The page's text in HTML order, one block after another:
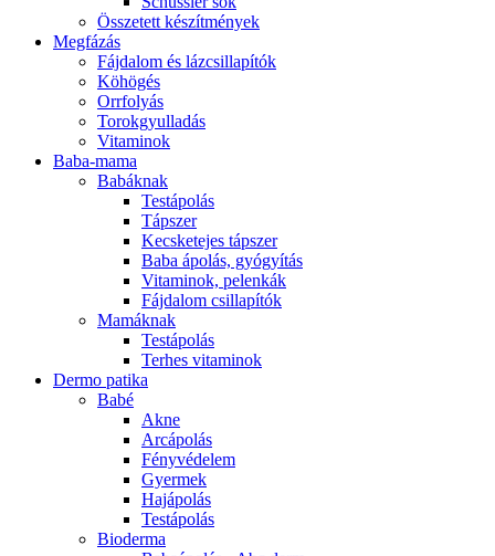
Összetett készítmények
Megfázás
Fájdalom és lázcsillapítók
Köhögés
Orrfolyás
Torokgyulladás
Vitaminok
Baba-mama
Babáknak
Testápolás
Tápszer
Kecsketejes tápszer
Baba ápolás, gyógyítás
Vitaminok, pelenkák
Fájdalom csillapítók
Mamáknak
Testápolás
Terhes vitaminok
Dermo patika
Babé
Akne
Arcápolás
Fényvédelem
Gyermek
Hajápolás
Testápolás
Bioderma